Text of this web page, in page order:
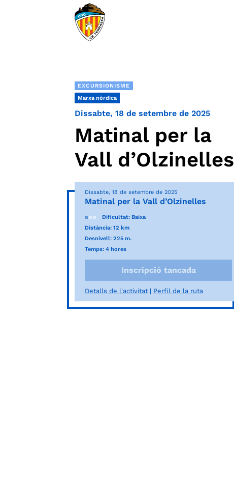
EXCURSIONISME
Marxa nòrdica
Dissabte, 18 de setembre de 2025
Matinal per la
Vall d’Olzinelles
Dissabte, 18 de setembre de 2025
Matinal per la Vall d’Olzinelles
Dificultat: Baixa
Distància: 12 km
Desnivell: 225 m.
Temps: 4 hores
Inscripció tancada
Detalls de l'activitat Perfil de la ruta